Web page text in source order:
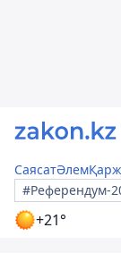
СаясатӘлем
#Референдум-
+21°